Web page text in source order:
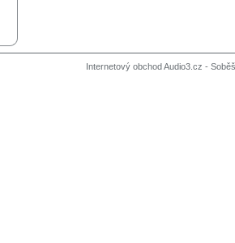
Internetový obchod Audio3.cz -